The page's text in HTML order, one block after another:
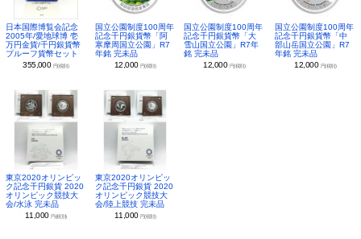
日本国際博覧会記念
2005年/愛地球博 壱
万円金貨/千円銀貨幣
プルーフ貨幣セット
355,000 円(税別)
国立公園制度100周年
記念千円銀貨幣「阿
寒摩周国立公園」R7
年銘 完未品
12,000 円(税別)
国立公園制度100周年
記念千円銀貨幣「大
雪山国立公園」R7年
銘 完未品
12,000 円(税別)
国立公園制度100周年
記念千円銀貨幣「中
部山岳国立公園」R7
年銘 完未品
12,000 円(税別)
東京2020オリンピッ
ク記念千円銀貨 2020
オリンピック競技大
会/水泳 完未品
11,000円(税別)
東京2020オリンピッ
ク記念千円銀貨 2020
オリンピック競技大
会/陸上競技 完未品
11,000 円(税別)